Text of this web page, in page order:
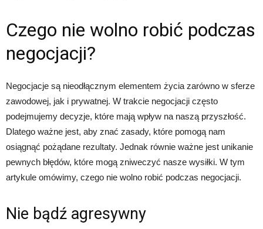
Czego nie wolno robić podczas
negocjacji?
Negocjacje są nieodłącznym elementem życia zarówno w sferze
zawodowej, jak i prywatnej. W trakcie negocjacji często
podejmujemy decyzje, które mają wpływ na naszą przyszłość.
Dlatego ważne jest, aby znać zasady, które pomogą nam
osiągnąć pożądane rezultaty. Jednak równie ważne jest unikanie
pewnych błędów, które mogą zniweczyć nasze wysiłki. W tym
artykule omówimy, czego nie wolno robić podczas negocjacji.
Nie bądź agresywny